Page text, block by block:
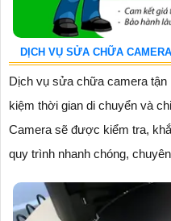
DỊCH VỤ SỬA CHỮA
Dịch vụ sửa chữa camera
kiệm thời gian di chuyển và
Camera sẽ được kiểm tra,
quy trình nhanh chóng,